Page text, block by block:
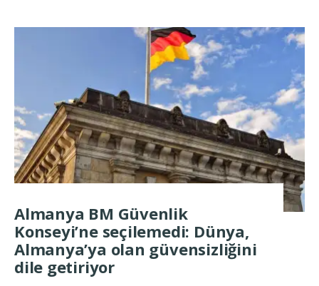
Almanya BM Güvenlik
Konseyi’ne seçilemedi: Dünya,
Almanya’ya olan güvensizliğini
dile getiriyor